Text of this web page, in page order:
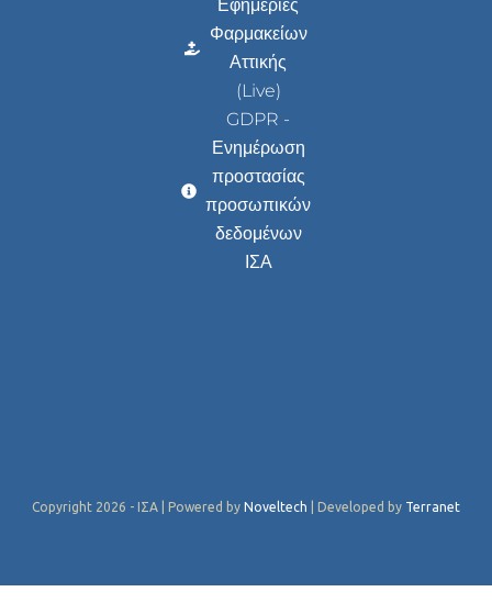
Εφημερίες
Φαρμακείων
Αττικής
(Live)
GDPR -
Ενημέρωση
προστασίας
προσωπικών
δεδομένων
ΙΣΑ
Copyright 2026 - ΙΣΑ | Powered by Noveltech | Developed by Terranet